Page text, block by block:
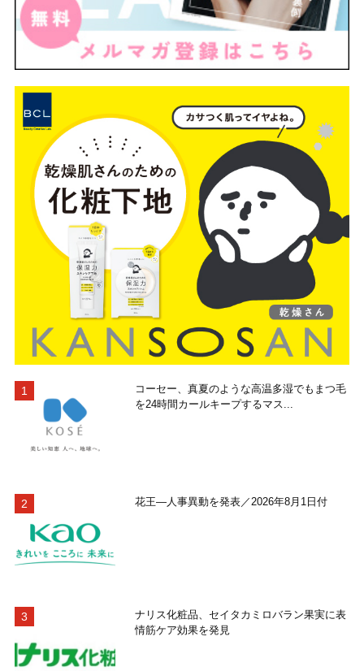
コーセー、真夏のような高温多湿でもまつ毛
を24時間カールキープするマス...
花王―人事異動を発表／2026年8月1日付
ナリス化粧品、セイタカミロバラン果実に表
情筋ケア効果を発見